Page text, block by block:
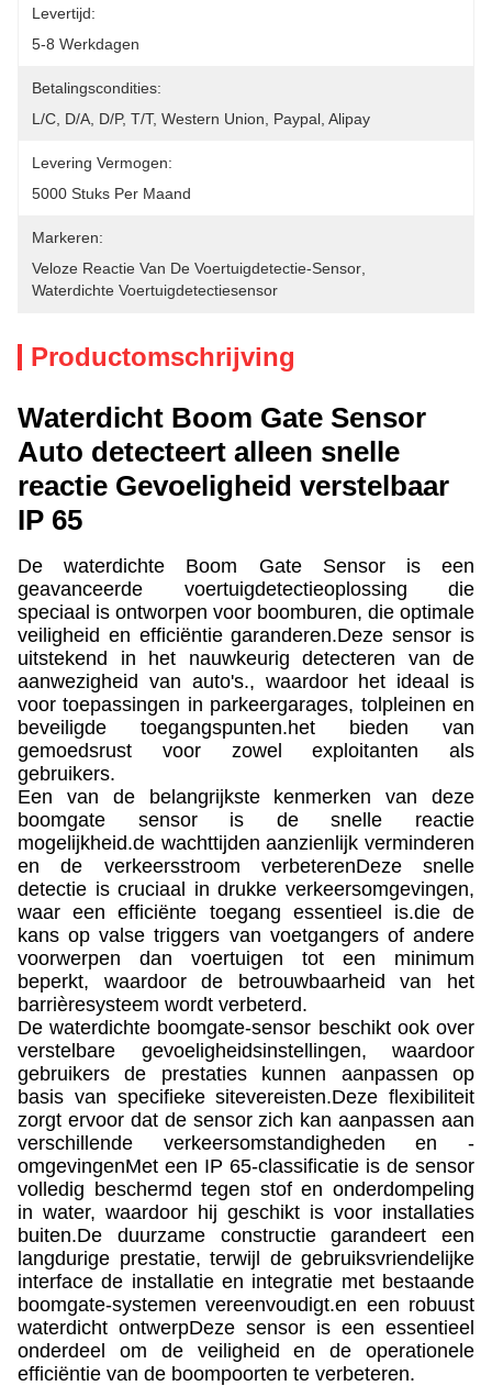
Levertijd:
5-8 Werkdagen
Betalingscondities:
L/C, D/A, D/P, T/T, Western Union, Paypal, Alipay
Levering Vermogen:
5000 Stuks Per Maand
Markeren:
Veloze Reactie Van De Voertuigdetectie-Sensor
Waterdichte Voertuigdetectiesensor
Productomschrijving
Waterdicht Boom Gate Sensor
Auto detecteert alleen snelle
reactie Gevoeligheid verstelbaar
IP 65
De waterdichte Boom Gate Sensor is een
geavanceerde voertuigdetectieoplossing die
speciaal is ontworpen voor boomburen, die optimale
veiligheid en efficiëntie garanderen.Deze sensor is
uitstekend in het nauwkeurig detecteren van de
aanwezigheid van auto's., waardoor het ideaal is
voor toepassingen in parkeergarages, tolpleinen en
beveiligde toegangspunten.het bieden van
gemoedsrust voor zowel exploitanten als
gebruikers.
Een van de belangrijkste kenmerken van deze
boomgate sensor is de snelle reactie
mogelijkheid.de wachttijden aanzienlijk verminderen
en de verkeersstroom verbeterenDeze snelle
detectie is cruciaal in drukke verkeersomgevingen,
waar een efficiënte toegang essentieel is.die de
kans op valse triggers van voetgangers of andere
voorwerpen dan voertuigen tot een minimum
beperkt, waardoor de betrouwbaarheid van het
barrièresysteem wordt verbeterd.
De waterdichte boomgate-sensor beschikt ook over
verstelbare gevoeligheidsinstellingen, waardoor
gebruikers de prestaties kunnen aanpassen op
basis van specifieke sitevereisten.Deze flexibiliteit
zorgt ervoor dat de sensor zich kan aanpassen aan
verschillende verkeersomstandigheden en -
omgevingenMet een IP 65-classificatie is de sensor
volledig beschermd tegen stof en onderdompeling
in water, waardoor hij geschikt is voor installaties
buiten.De duurzame constructie garandeert een
langdurige prestatie, terwijl de gebruiksvriendelijke
interface de installatie en integratie met bestaande
boomgate-systemen vereenvoudigt.en een robuust
waterdicht ontwerpDeze sensor is een essentieel
onderdeel om de veiligheid en de operationele
efficiëntie van de boompoorten te verbeteren.